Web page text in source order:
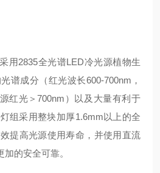
用2835全光谱LED冷光源植物生
谱成分（红光波长600-700nm，
红光＞700nm）以及大量有利于
组采用整块加厚1.6mm以上的全
提高光源使用寿命，并使用直流
的安全可靠。